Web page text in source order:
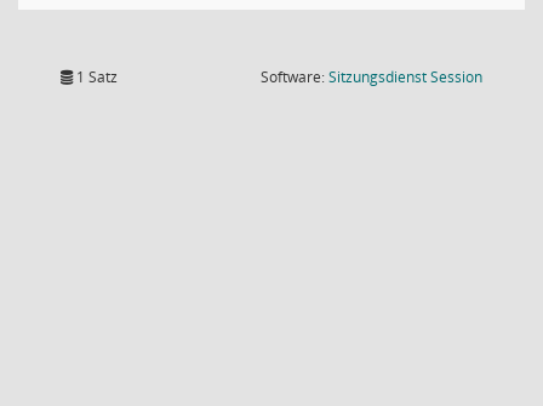
1 Satz Software:SitzungsdienstSession(Wird in